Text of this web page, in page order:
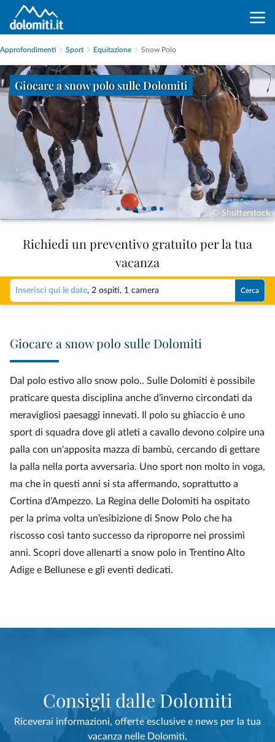
Approfondimenti Sport Equitazione Snow Polo
Giocare a snow polo sulle Dolomiti
© Shutterstock
Richiedi un preventivo gratuito per la tua
vacanza
Inserisci qui le date, 2 ospiti, 1 camera Cerca
Giocare a snow polo sulle Dolomiti
Dal polo estivo allo snow polo.. Sulle Dolomiti è possibile
praticare questa disciplina anche d’inverno circondati da
meravigliosi paesaggi innevati. Il polo su ghiaccio è uno
sport di squadra dove gli atleti a cavallo devono colpire una
palla con un'apposita mazza di bambù, cercando di gettare
la palla nella porta avversaria. Uno sport non molto in voga,
ma che in questi anni si sta affermando, soprattutto a
Cortina d’Ampezzo. La Regina delle Dolomiti ha ospitato
per la prima volta un’esibizione di Snow Polo che ha
riscosso così tanto successo da riproporre nei prossimi
anni. Scopri dove allenarti a snow polo in Trentino Alto
Adige e Bellunese e gli eventi dedicati.
Consigli dalle Dolomiti
Riceverai informazioni, offerte esclusive e news per la tua
vacanza nelle Dolomiti.